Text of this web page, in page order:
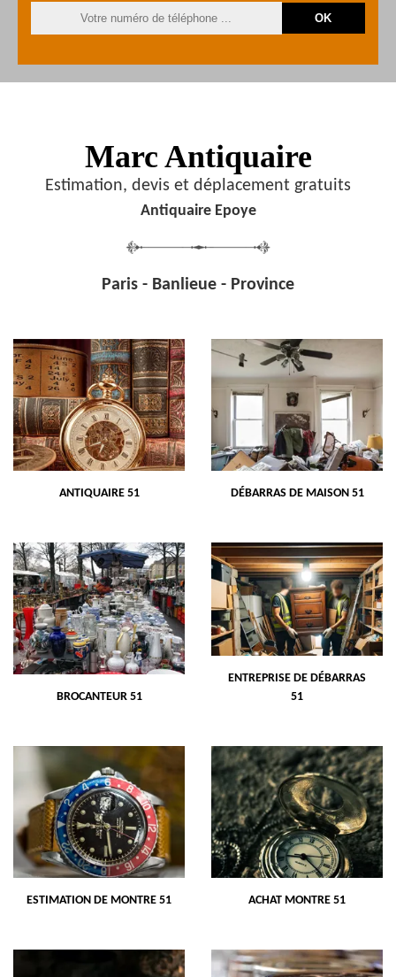
Marc Antiquaire
Estimation, devis et déplacement gratuits
Antiquaire Epoye
Paris - Banlieue - Province
ANTIQUAIRE 51 DÉBARRAS DE MAISON 51
BROCANTEUR 51
ENTREPRISE DE DÉBARRAS
51
ESTIMATION DE MONTRE 51 ACHAT MONTRE 51